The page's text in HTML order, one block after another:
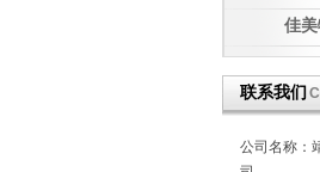
佳
联系我们
公司名称：